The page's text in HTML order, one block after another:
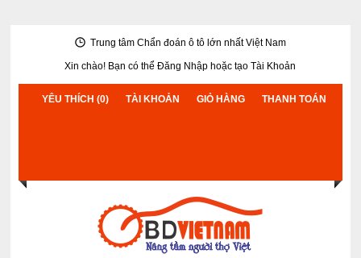
Trung tâm Chẩn đoán ô tô lớn nhất Việt Nam
Xin chào! Bạn có thểĐăng Nhập hoặctạo Tài Khoản
YÊU THÍCH (0) TÀI KHOẢN GIỎ HÀNG THANH TOÁN